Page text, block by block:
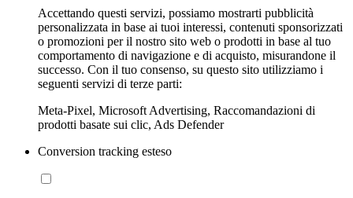
Accettando questi servizi, possiamo mostrarti pubblicità
personalizzata in base ai tuoi interessi, contenuti sponsorizzati
o promozioni per il nostro sito web o prodotti in base al tuo
comportamento di navigazione e di acquisto, misurandone il
successo. Con il tuo consenso, su questo sito utilizziamo i
seguenti servizi di terze parti:
Meta-Pixel, Microsoft Advertising, Raccomandazioni di
prodotti basate sui clic, Ads Defender
Conversion tracking esteso